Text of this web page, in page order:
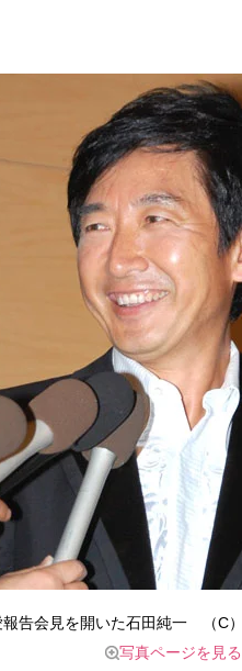
報告会見を開いた石田純一 （C
写真ページを見る